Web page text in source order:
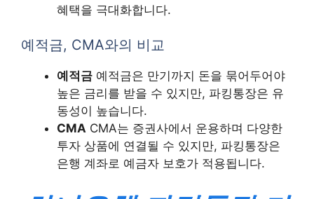
혜택을 극대화합니다.
예적금, CMA와의 비교
예적금 예적금은 만기까지 돈을 묶어두어야
높은 금리를 받을 수 있지만, 파킹통장은 유
동성이 높습니다.
CMA CMA는 증권사에서 운용하며 다양한
투자 상품에 연결될 수 있지만, 파킹통장은
은행 계좌로 예금자 보호가 적용됩니다.